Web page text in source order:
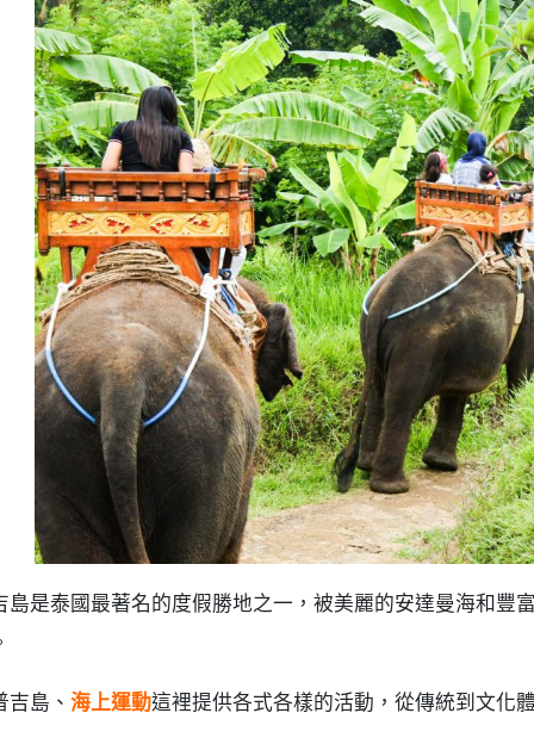
3.6.泰式烹飪課程和水療體驗
3.7.ATV 越野車和滑索之旅
3.8.夜市散步和城市觀光之旅
日語支援 建議參加活動之旅。
4.1.如何尋找會說日語的活動
4.2.日語導覽的優勢
如何預訂普吉島的活動
普吉島當地旅遊120%。 享受普吉島當地旅遊的關鍵
6.1.最佳季節及建議服裝和個人物品
6.2.小費、付款方式和當地禮儀
6.3.安全措施和故障避免點
普吉島活動 常見問題 (FAQ)
摘要
島是泰國最著名的度假勝地之一，被美麗的安達曼海和豐
吉島、 海上運動這裡提供各式各樣的活動，從傳統到文化